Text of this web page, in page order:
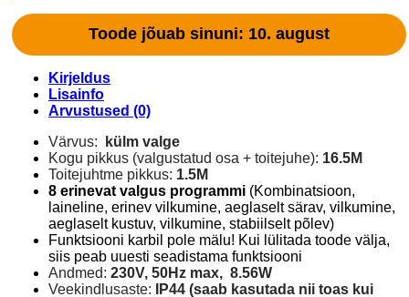
Toode jõuab sinuni: 10. august
Kirjeldus
Lisainfo
Arvustused (0)
Värvus:
külm valge
Kogu pikkus (valgustatud osa + toitejuhe): 16.5M
Toitejuhtme pikkus: 1.5M
8 erinevat valgus programmi (Kombinatsioon,
laineline, erinev vilkumine, aeglaselt särav, vilkumine,
aeglaselt kustuv, vilkumine, stabiilselt põlev)
Funktsiooni karbil pole mälu! Kui lülitada toode välja,
siis peab uuesti seadistama funktsiooni
Andmed: 230V, 50Hz max, 8.56W
Veekindlusaste:
IP44 (saab kasutada nii toas kui